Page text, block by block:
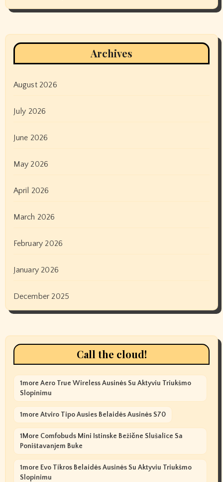
Archives
August 2026
July 2026
June 2026
May 2026
April 2026
March 2026
February 2026
January 2026
December 2025
Call the cloud!
1more Aero True Wireless Ausinės Su Aktyviu Triukšmo
Slopinimu
1more Atviro Tipo Ausies Belaidės Ausinės S70
1More Comfobuds Mini Istinske Bežične Slušalice Sa
Poništavanjem Buke
1more Evo Tikros Belaidės Ausinės Su Aktyviu Triukšmo
Slopinimu